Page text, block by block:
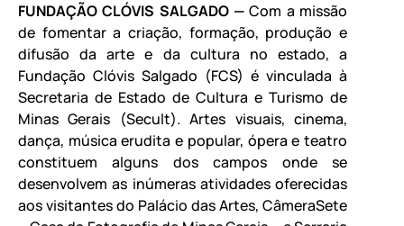
FUNDAÇÃO CLÓVIS SALGADO — Com a missão
de fomentar a criação, formação, produção e
difusão da arte e da cultura no estado, a
Fundação Clóvis Salgado (FCS) é vinculada à
Secretaria de Estado de Cultura e Turismo de
Minas Gerais (Secult). Artes visuais, cinema,
dança, música erudita e popular, ópera e teatro
constituem alguns dos campos onde se
desenvolvem as inúmeras atividades oferecidas
aos visitantes do Palácio das Artes, CâmeraSete